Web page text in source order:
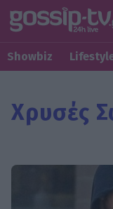
Showbiz
Χρυσές